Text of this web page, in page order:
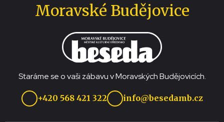
Moravské Budějovice
Staráme se o vaši zábavu v Moravských Budějovicích.
+420 568 421 322 info@besedamb.cz